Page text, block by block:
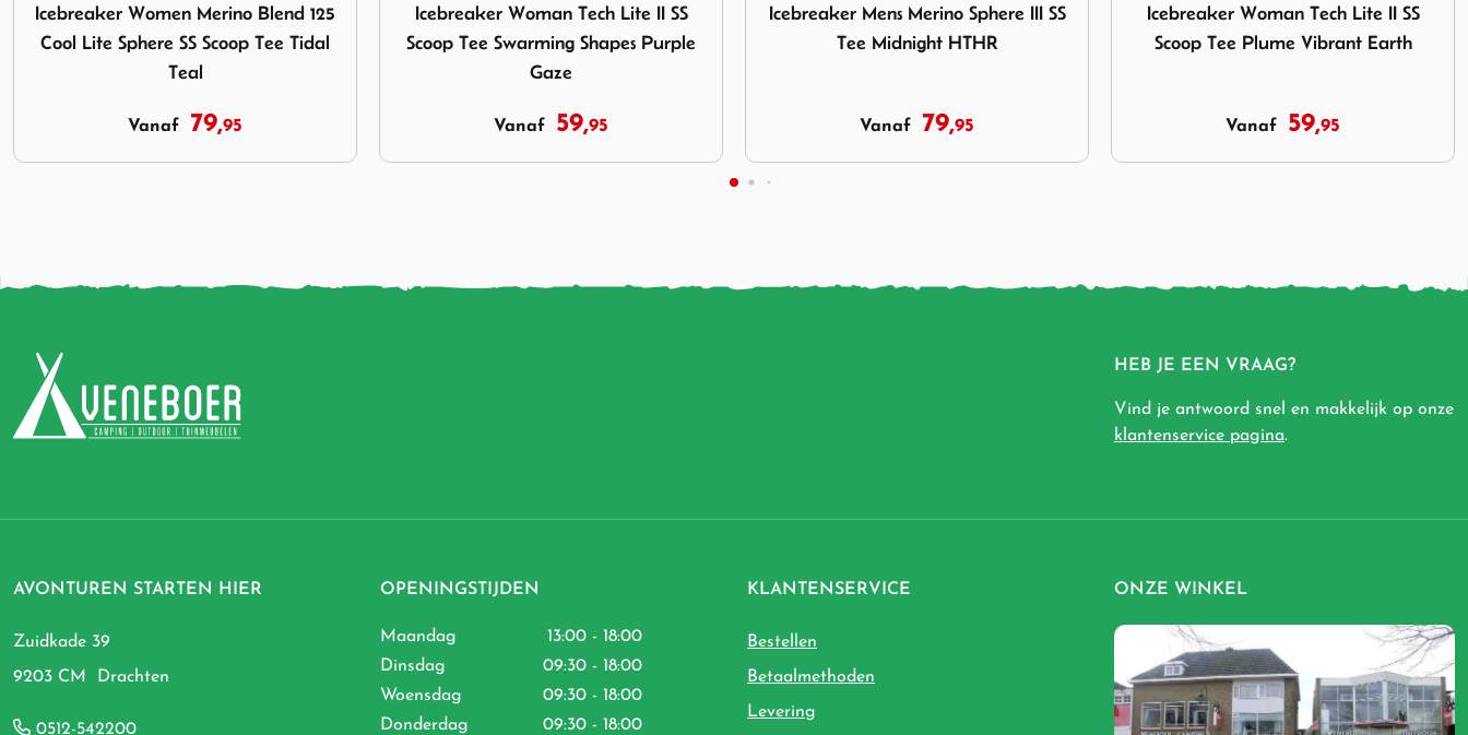
Icebreaker Woman Tech Lite II SS
Scoop Tee Swarming Shapes Purple
Gaze
Vanaf 59,95
Icebreaker Mens Merino Sphere III SS
Tee Midnight HTHR
Vanaf 79,95
Icebreaker Woman Tech Lite II SS
Scoop Tee Plume Vibrant Earth
Vanaf 59,95
Icebreaker 260 Tech Man Black
94,95
HEB JE EEN VRAAG?
Vind je antwoord snel en makkelijk op onze
klantenservice pagina.
AVONTUREN STARTEN HIER
Zuidkade 39
9203 CM Drachten
0512-542200
OPENINGSTIJDEN
Maandag
13:00 - 18:00
Dinsdag
09:30 - 18:00
Woensdag
09:30 - 18:00
Donderdag
09:30 - 18:00
KLANTENSERVICE
Bestellen
Betaalmethoden
Levering
ONZE WINKEL